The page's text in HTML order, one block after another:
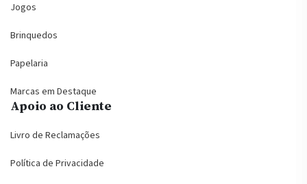
Jogos
Brinquedos
Papelaria
Marcas em Destaque
Apoio ao Cliente
Livro de Reclamações
Política de Privacidade